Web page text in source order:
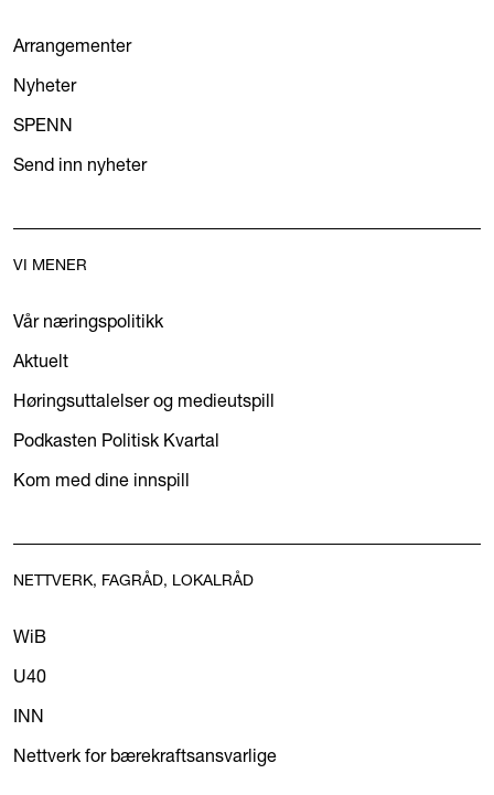
Arrangementer
Nyheter
SPENN
Send inn nyheter
VI MENER
Vår næringspolitikk
Aktuelt
Høringsuttalelser og medieutspill
Podkasten Politisk Kvartal
Kom med dine innspill
NETTVERK, FAGRÅD, LOKALRÅD
WiB
U40
INN
Nettverk for bærekraftsansvarlige